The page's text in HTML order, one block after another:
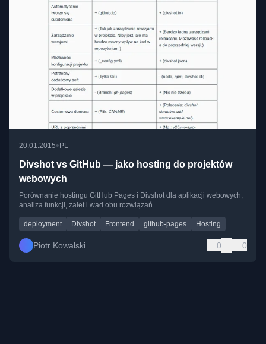
20.01.2015• PL
Divshot vs GitHub — jako hosting do projektów
webowych
Porównanie hostingu GitHub Pages i Divshot dla aplikacji webowych,
analiza funkcji, zalet i wad obu rozwiązań.
deployment Divshot Frontend github-pages Hosting
Piotr Kowalski 0 0